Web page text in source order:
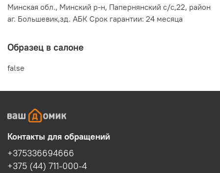
Минская обл., Минский р-н, Папернянский с/с,22, район
аг. Большевик,зд. АБК Срок гарантии: 24 месяца
Образец в салоне
false
Контакты для обращений
+375336694666
+375 (44) 711-000-4